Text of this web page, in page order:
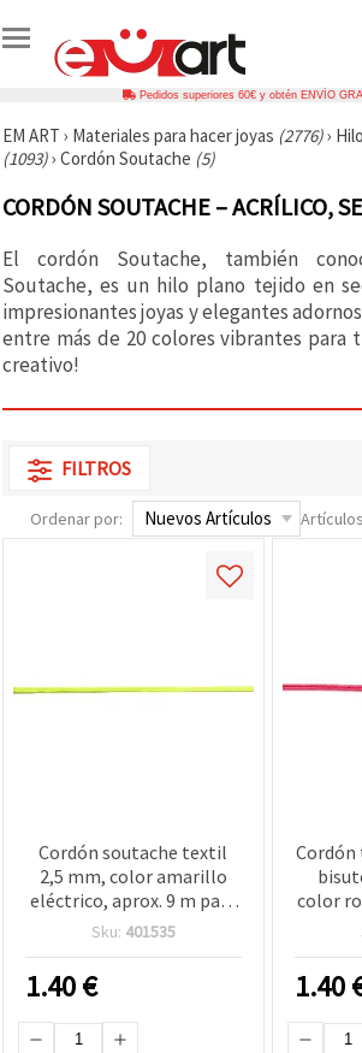
Pedidos superiores 60€ y obtén ENVÍO
EM ART › Materiales para hacer joyas (2776)›
(1093)› Cordón Soutache (5)
CORDÓN SOUTACHE – ACRÍLICO,
El cordón Soutache, también
Soutache, es un hilo plano tejido en
impresionantes joyas y elegantes
entre más de 20 colores vibrantes para
creativo!
FILTROS
Ordenar por:
Cordón soutache textil
2,5 mm, color amarillo
eléctrico, aprox. 9 m para
manualidades y bisutería
Sku: 401535
1.40€
color
9 m –
1.40